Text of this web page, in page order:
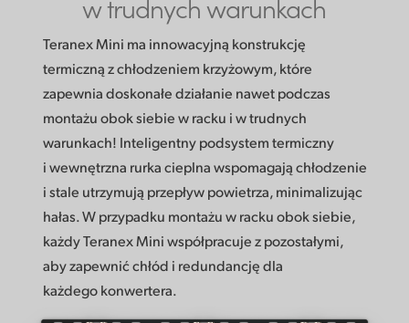
w trudnych warunkach
Teranex Mini ma innowacyjną konstrukcję
termiczną z chłodzeniem krzyżowym, które
zapewnia doskonałe działanie nawet podczas
montażu obok siebie w racku i w trudnych
warunkach! Inteligentny podsystem termiczny
i wewnętrzna rurka cieplna wspomagają chłodzenie
i stale utrzymują przepływ powietrza, minimalizując
hałas. W przypadku montażu w racku obok siebie,
każdy Teranex Mini współpracuje z pozostałymi,
aby zapewnić chłód i redundancję dla
każdego konwertera.